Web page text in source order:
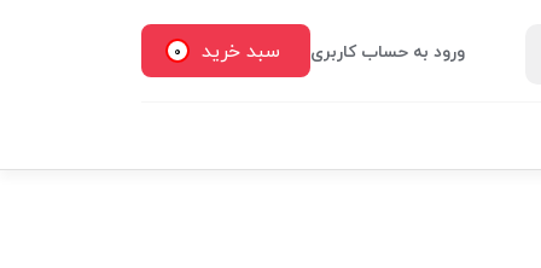
ورود به حساب کاربری سبد خرید 0